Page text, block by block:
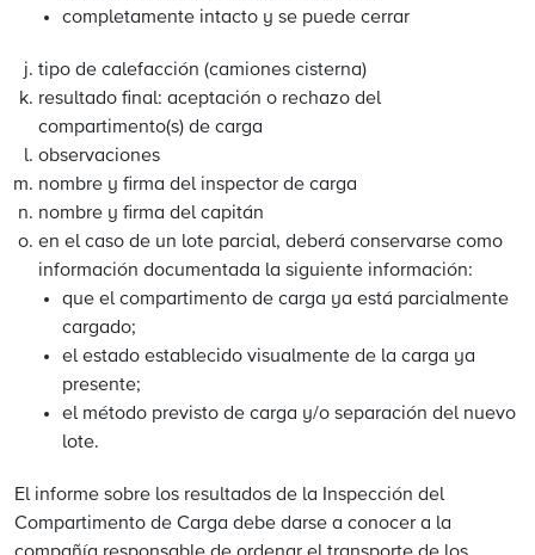
completamente intacto y se puede cerrar
tipo de calefacción (camiones cisterna)
resultado final: aceptación o rechazo del
compartimento(s) de carga
observaciones
nombre y firma del inspector de carga
nombre y firma del capitán
en el caso de un lote parcial, deberá conservarse como
información documentada la siguiente información:
que el compartimento de carga ya está parcialmente
cargado;
el estado establecido visualmente de la carga ya
presente;
el método previsto de carga y/o separación del nuevo
lote.
El informe sobre los resultados de la Inspección del
Compartimento de Carga debe darse a conocer a la